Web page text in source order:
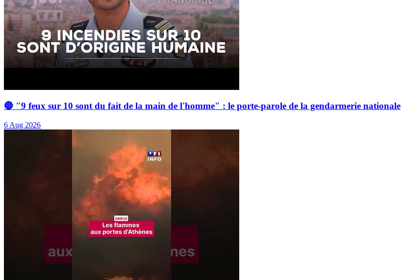
🔴 "9 feux sur 10 sont du fait de la main de l'homme" : le porte-parole de la gendarmerie nationale
6 Aug 2026